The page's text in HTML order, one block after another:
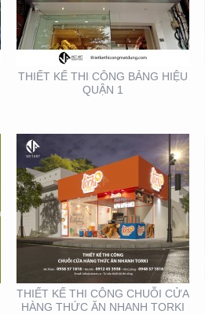
THIẾT KẾ THI CÔNG BẢNG HIỆU
QUẬN 1
THIẾT KẾ THI CÔNG
CHUỖI CỬA HÀNG
THỨC ĂN NHANH TORKI
THIẾT KẾ THI CÔNG CHUỖI CỬA
HÀNG THỨC ĂN NHANH TORKI
THIẾT KẾ SẢN XUẤT KỆ
TRƯNG BÀY ĐẠI LÝ TẠI
TP. HỒ CHÍ MINH